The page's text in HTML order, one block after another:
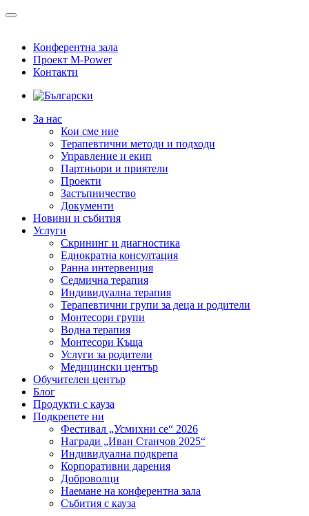
Конферентна зала
Проект M-Power
Контакти
За нас
Кои сме ние
Терапевтични методи и подходи
Управление и екип
Партньори и приятели
Проекти
Застъпничество
Документи
Новини и събития
Услуги
Скрининг и диагностика
Еднократна консултация
Ранна интервенция
Седмична терапия
Индивидуална терапия
Терапевтични групи за деца и родители
Монтесори групи
Водна терапия
Монтесори Къща
Услуги за родители
Медицински център
Обучителен център
Блог
Продукти с кауза
Подкрепете ни
Фестивал „Усмихни се“ 2026
Награди „Иван Станчов 2025“
Индивидуална подкрепа
Корпоративни дарения
Доброволци
Наемане на конферентна зала
Събития с кауза